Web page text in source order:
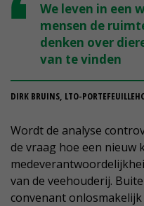
We leven in een
mensen de
denken over
van te vinden
DIRK BRUINS, LTO-
Wordt de analyse
de vraag hoe een nieuw
van de veehouderij.
convenant